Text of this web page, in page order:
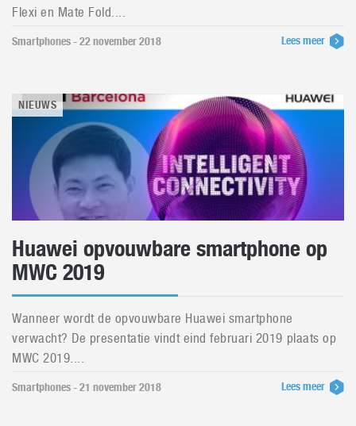
Flexi en Mate Fold....
Smartphones - 22 november 2018 Lees meer
NIEUWS
Huawei opvouwbare smartphone op
MWC 2019
Wanneer wordt de opvouwbare Huawei smartphone
verwacht? De presentatie vindt eind februari 2019 plaats op
MWC 2019....
Smartphones - 21 november 2018 Lees meer